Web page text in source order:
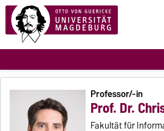
Professor/-in
Prof. Dr.
Fakultät für